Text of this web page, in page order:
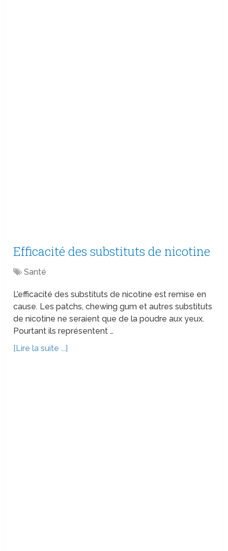
Efficacité des substituts de nicotine
Santé
L’efficacité des substituts de nicotine est remise en
cause. Les patchs, chewing gum et autres substituts
de nicotine ne seraient que de la poudre aux yeux.
Pourtant ils représentent …
[Lire la suite ...]